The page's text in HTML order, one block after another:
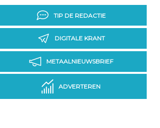
TIP DE REDACTIE
DIGITALE KRANT
METAALNIEUWSBRIEF
ADVERTEREN